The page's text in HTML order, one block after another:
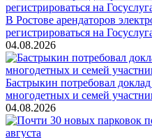
В Ростове арендаторов
регистрироваться на
04.08.2026
Бастрыкин потребовал
многодетных и семей
04.08.2026